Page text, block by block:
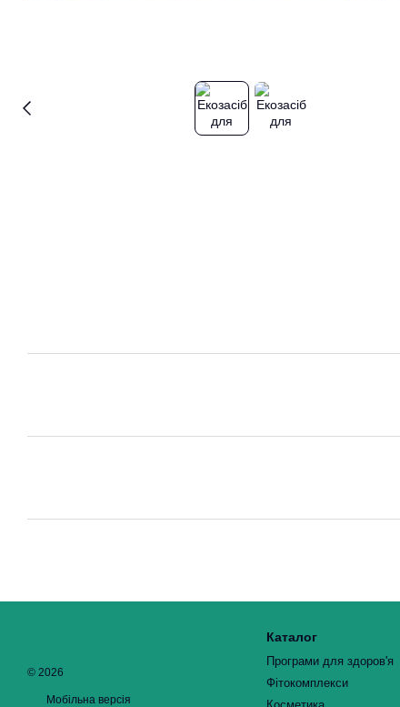
© 2026
Мобільна версія
Каталог
Програми для здоров'я
Фітокомплекси